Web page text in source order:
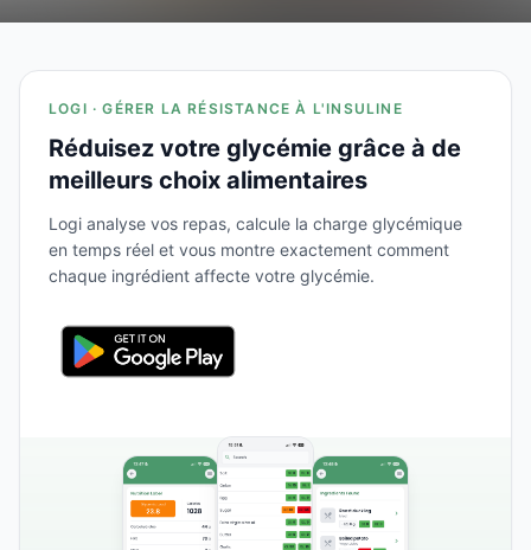
LOGI · GÉRER LA RÉSISTANCE À L'INSULINE
Réduisez votre glycémie grâce à de
meilleurs choix alimentaires
Logi analyse vos repas, calcule la charge glycémique
en temps réel et vous montre exactement comment
chaque ingrédient affecte votre glycémie.